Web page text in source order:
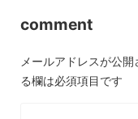
comment
メールアドレスが公開
る欄は必須項目です